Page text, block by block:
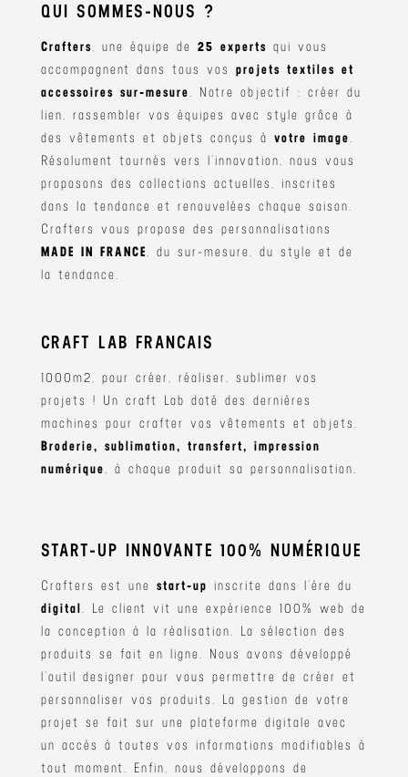
QUI SOMMES-NOUS ?
Crafters , une équipe de 25 experts qui vous
accompagnent dans tous vos projets textiles et
accessoires sur-mesure . Notre objectif : créer du
lien, rassembler vos équipes avec style grâce à
des vêtements et objets conçus à votre image
Résolument tournés vers l’innovation, nous vous
proposons des collections actuelles, inscrites
dans la tendance et renouvelées chaque saison.
Crafters vous propose des personnalisations
MADE IN FRANCE , du sur-mesure, du style et de
la tendance.
CRAFT LAB FRANCAIS
1000m2, pour créer, réaliser, sublimer vos
projets ! Un craft Lab doté des dernières
machines pour crafter vos vêtements et objets.
Broderie, sublimation, transfert, impression
numérique , à chaque produit sa personnalisation.
START-UP INNOVANTE 100% NUMÉRIQUE
Crafters est une start-up inscrite dans l’ère du
digital . Le client vit une expérience 100% web de
la conception à la réalisation. La sélection des
produits se fait en ligne. Nous avons développé
l’outil designer pour vous permettre de créer et
personnaliser vos produits. La gestion de votre
projet se fait sur une plateforme digitale avec
un accès à toutes vos informations modifiables à
tout moment. Enfin, nous développons de